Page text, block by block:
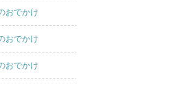
おでかけ
おでかけ
おでかけ